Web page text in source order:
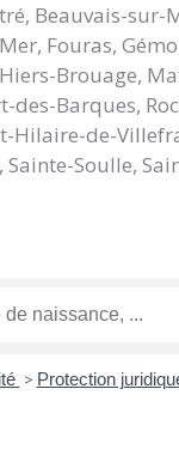
Beauvais-sur-
Fouras,
Brouage,
des-Barques,
Hilaire-de-
Soulle,
> Protection